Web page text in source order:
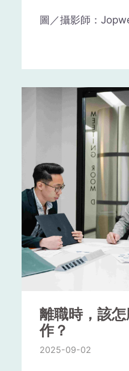
於個人情況來決定
標，並且你對這
你可以考慮在這
需要注意的是，
對你的職業發展
業規劃和發展路
經常跳槽，可能會
信譽。此外，如
會影響你的穩定
雇主看重的重要品
最後，提醒你，
前，應在新的工
分準備，包括更
以及了解就業環
力。
就像面對哭鬧不休
讓自己恢復平靜
《情緒競爭力》
（Daniel
發現情緒瀕臨失
站在局外人的角
理」，說服自己跳
▸自我改造術2
之起舞
諮商心理師鄔榮
情況，或是正在
就是「不要隨之
化」，以免衝突火
來做什麼最容易消
頭、2配眼鏡，3跟
答案是2，做「不
轉移怒氣。
業市場，自傳不
流水帳，而是展
吸睛且能加分的
多少華麗辭藻包
清楚表達「我是
麼」、「我未來
一、從動機出發，
你」
開頭第一段，建
位的動機。不是
這類的話，而是
事有興趣」、「
的學習或生活中累
國中時期閱讀心理
此領域的興趣。高
志工，親身接觸同
更確定朝向心理相
圖／攝影師：
「深度溝通力
達的能力，更是
構關係、促進共
力在人際關係、
生活中都扮演關
離職時，該
作？
2025-09-02